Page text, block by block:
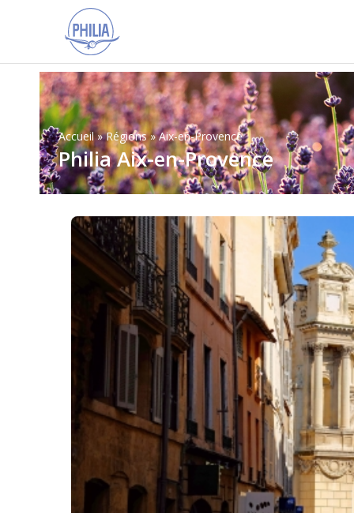
Accueil»Régions»Aix-en-Provence
Philia Aix-en-Provence